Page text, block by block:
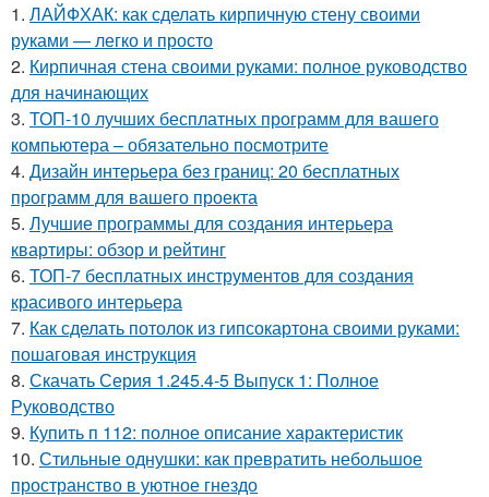
1. ЛАЙФХАК: как сделать кирпичную стену своими
руками — легко и просто
2. Кирпичная стена своими руками: полное руководство
для начинающих
3. ТОП-10 лучших бесплатных программ для вашего
компьютера – обязательно посмотрите
4. Дизайн интерьера без границ: 20 бесплатных
программ для вашего проекта
5. Лучшие программы для создания интерьера
квартиры: обзор и рейтинг
6. ТОП-7 бесплатных инструментов для создания
красивого интерьера
7. Как сделать потолок из гипсокартона своими руками:
пошаговая инструкция
8. Скачать Серия 1.245.4-5 Выпуск 1: Полное
Руководство
9. Купить п 112: полное описание характеристик
10. Стильные однушки: как превратить небольшое
пространство в уютное гнездо